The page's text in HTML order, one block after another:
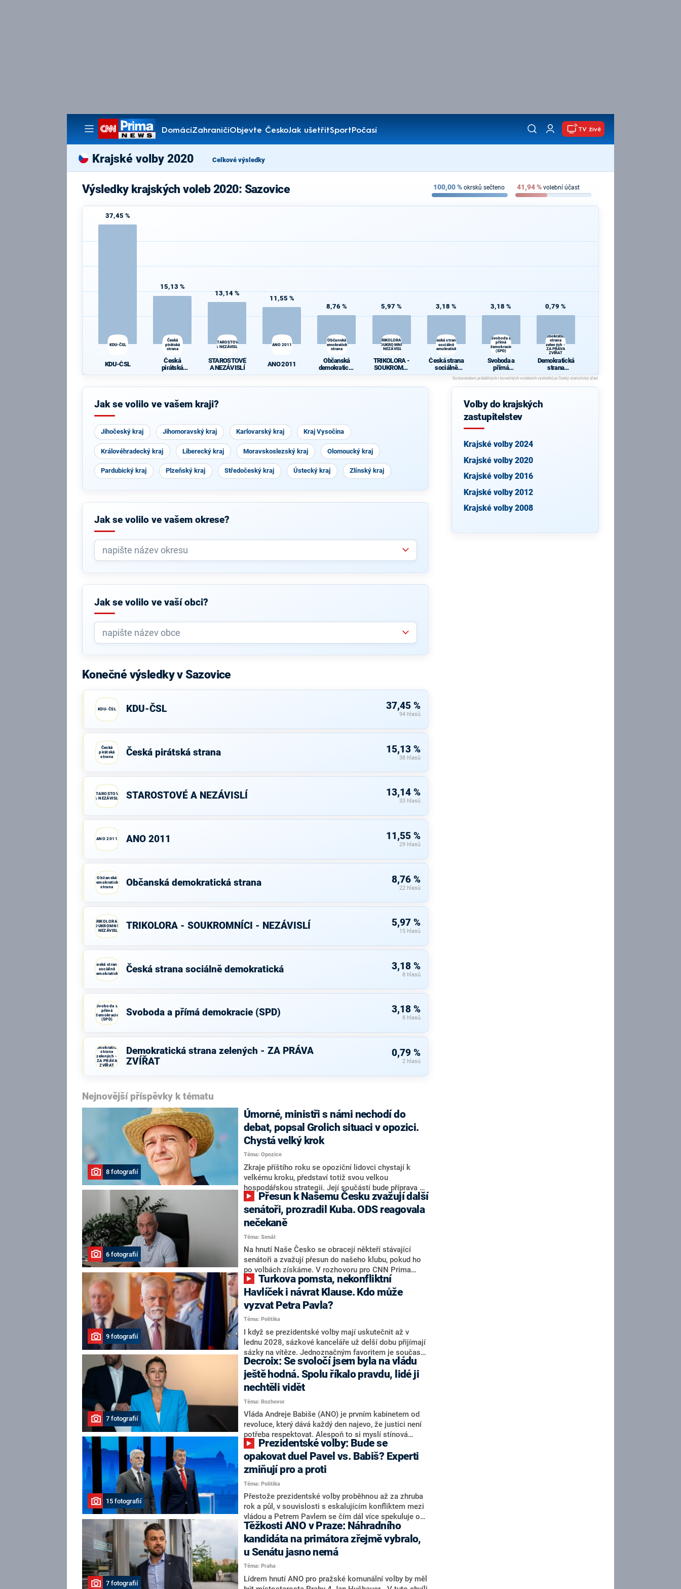
DomácíZahraničíObjevte ČeskoJak ušetřitSportPočasí
Pořady
TV živě
Krajské volby 2020 Celkové výsledky
Výsledky krajských voleb 2020: Sazovice 100,00% okrsků sečteno 41,94% volební účast
37,45 %
KDU-ČSL
KDU-ČSL
15,13 %
Česká
pirátská
strana
Česká
pirátská
13,14 %
STAROSTOVÉ
A NEZÁVISLÍ
STAROSTOVÉ
A NEZÁVISLÍ
11,55 %
ANO 2011
ANO 2011
8,76 %
Občanská
demokratická
strana
Občanská
demokratická
5,97 %
TRIKOLORA -
SOUKROMNÍCI
- NEZÁVISLÍ
TRIKOLORA -
SOUKROMNÍ
CI -
3,18 %
Česká strana
sociálně
demokratická
Česká strana
sociálně
demokratická
3,18 %
Svoboda a
přímá
demokracie
(SPD)
Svoboda a
přímá
demokracie
(SPD)
0,79 %
Demokratická
strana
zelených -
ZA PRÁVA
ZVÍŘAT
Demokratická
strana
zelených - ZA
PRÁVA
ZVÍŘAT
Jak se volilo ve vašem kraji?
Jihočeský kraj Jihomoravský kraj Karlovarský kraj Kraj Vysočina
Královéhradecký kraj Liberecký kraj Moravskoslezský kraj Olomoucký kraj
Pardubický kraj Plzeňský kraj Středočeský kraj Ústecký kraj Zlínský kraj
Jak se volilo ve vašem okrese?
Jak se volilo ve vaší obci?
Konečné výsledky v Sazovice
KDU-ČSL KDU-ČSL 37,45 %
94 hlasů
Česká
pirátská
strana
Česká pirátská strana 15,13 %
38 hlasů
STAROSTOVÉ
A NEZÁVISLÍ
STAROSTOVÉ A NEZÁVISLÍ 13,14 %
33 hlasů
ANO 2011 ANO 2011 11,55 %
29 hlasů
Občanská
demokratická
strana
Občanská demokratická strana 8,76 %
22 hlasů
TRIKOLORA -
SOUKROMNÍCI
- NEZÁVISLÍ
TRIKOLORA - SOUKROMNÍCI - NEZÁVISLÍ 5,97 %
15 hlasů
Česká strana
sociálně
demokratická
Česká strana sociálně demokratická 3,18 %
8 hlasů
Svoboda a
přímá
demokracie
(SPD)
Svoboda a přímá demokracie (SPD) 3,18 %
8 hlasů
Demokratická
strana
zelených -
ZA PRÁVA
ZVÍŘAT
Demokratická strana zelených - ZA PRÁVA
ZVÍŘAT
0,79 %
2 hlasů
Nejnovější příspěvky k tématu
8 fotografií
Úmorné, ministři s námi nechodí do
debat, popsal Grolich situaci v opozici.
Chystá velký krok
Téma: Opozice
Zkraje příštího roku se opoziční lidovci chystají k
velkému kroku, představí totiž svou velkou
hospodářskou strategii. Její součástí bude příprava na
stárnutí populace, řekl ve středu na setkání s novináři
nový předseda lidovců Jan Grolich. Ten zároveň v
senátních volbách kandiduje ve Vyškově. Popsal i
aktivitu opozice, o níž vládní strany nebo političtí
komentátoři mluví jako o slabé a v defenzivě. „Je to
úmorná práce upozorňovat na chyby vlády. Ministři s
námi navíc nechodí do debat. Chceme ale ukazovat
svoje témata,“ odpověděl Grolich na dotaz CNN Prima
NEWS.
6 fotografií
senátoři, prozradil Kuba. ODS reagovala
nečekaně
Téma: Senát
Na hnutí Naše Česko se obracejí někteří stávající
senátoři a zvažují přesun do našeho klubu, pokud ho
po volbách získáme. V rozhovoru pro CNN Prima
NEWS to řekl zakladatel hnutí a jihočeský hejtman
Martin Kuba. Konkrétní nebyl, ale získat by takto mohl
například senátora Zdeňka Hrabu, který je dnes
součástí klubu ODS a TOP 09. Hraba to na dotaz
redakce nevyloučil. Předseda klubu senátorů ODS
Zdeněk Nytra redakci řekl, že počítá s odchodem
některých senátorů z klubu a že Naše Česko není
nepřítel, ale soupeř.
9 fotografií
Havlíček i návrat Klause. Kdo může
vyzvat Petra Pavla?
Téma: Politika
I když se prezidentské volby mají uskutečnit až v
lednu 2028, sázkové kanceláře už delší dobu přijímají
sázky na vítěze. Jednoznačným favoritem je současná
hlava státu Petr Pavel. Daleko za ním pak bookmakeři
zmiňují dva výrazné politiky ANO, tedy premiéra
Andreje Babiše a ministra průmyslu Karla Havlíčka.
Oblíbeným tipem samotných sázkařů je poslanec za
Motoristy Filip Turek. Politolog Jan Kubáček nicméně
o případné kandidatuře kohokoliv ze zmíněné trojice
značně pochybuje. Podle něj současná koalice dosud
nemá osobu, která by Pavlovi mohla konkurovat.
7 fotografií
Decroix: Se svoločí jsem byla na vládu
ještě hodná. Spolu říkalo pravdu, lidé ji
nechtěli vidět
Téma: Rozhovor
Vláda Andreje Babiše (ANO) je prvním kabinetem od
revoluce, který dává každý den najevo, že justici není
potřeba respektovat. Alespoň to si myslí stínová
ministryně spravedlnosti ODS Eva Decroix. V
rozhovoru pro CNN Prima NEWS si nebrala servítky
ohledně politického výkonu svého nástupce Jeronýma
Tejce (za ANO) či vládní zmocněnkyně pro lidská
práva Taťány Malé (ANO). Označením „svoloč“ na
adresu vlády prý byla ještě hodná. Decroix se také
vrátila k volební porážce koalice Spolu či promluvila o
hnutí Naše Česko Martina Kuby.
15 fotografií
opakovat duel Pavel vs. Babiš? Experti
zmiňují pro a proti
Téma: Politika
Přestože prezidentské volby proběhnou až za zhruba
rok a půl, v souvislosti s eskalujícím konfliktem mezi
vládou a Petrem Pavlem se čím dál více spekuluje o
tom, koho by do bitvy o Hrad mohla vyslat současná
koalice. Někteří političtí komentátoři znovu vytahují
jméno premiéra Andreje Babiše (ANO). Jak moc je
pravděpodobné, že se v prezidentských volbách 2028
bude znovu opakovat souboj z roku 2023?
7 fotografií
Těžkosti ANO v Praze: Náhradního
kandidáta na primátora zřejmě vybralo,
u Senátu jasno nemá
Téma: Praha
Lídrem hnutí ANO pro pražské komunální volby by měl
Volby do krajských
zastupitelstev
Krajské volby 2024
Krajské volby 2020
Krajské volby 2016
Krajské volby 2012
Krajské volby 2008